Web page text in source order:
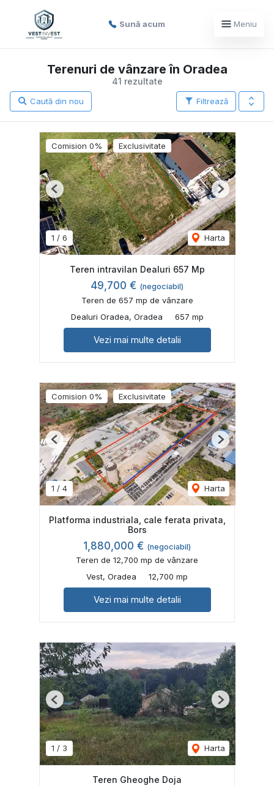
Sună acum Meniu
41 rezultate
Terenuri de vânzare în Oradea
Filtrează
Caută din nou
Comision 0% Exclusivitate
1 / 6 Harta
Previous Next
Teren intravilan Dealuri 657 Mp
49,700 € (negociabil)
Teren de 657 mp de vânzare
Dealuri Oradea, Oradea
657 mp
Vezi mai multe detalii
Comision 0% Exclusivitate
1 / 4 Harta
Previous Next
Platforma industriala, cale ferata privata,
Bors
1,880,000 € (negociabil)
Teren de 12,700 mp de vânzare
Vest, Oradea
12,700 mp
Vezi mai multe detalii
1 / 3 Harta
Previous Next
Teren Gheoghe Doja